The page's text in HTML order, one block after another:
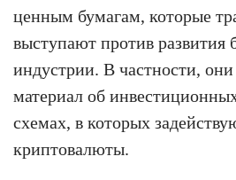
ценным бумагам, которые
выступают против развития
индустрии. В частности, они
материал об
схемах, в которых
криптовалюты.